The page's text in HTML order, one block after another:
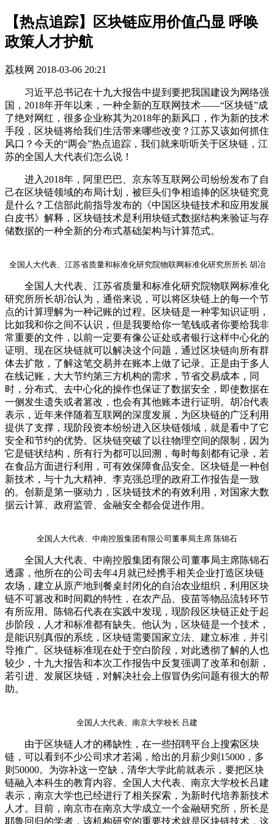
【热点追踪】区块链应用价值凸显 呼唤
政策人才护航
荔枝网 2018-03-06 20:21
习近平总书记在十九大报告中提到要把我国建设为网络强
国，2018年开年以来，一种全新的互联网技术——“区块链”成
了绝对网红，很多企业称其为2018年的新风口，作为新的技术
手段，区块链将给我们生活带来哪些改变？江苏又该如何抓住
风口？今天的“两会”热点追踪，我们就来听听关于区块链，江
苏的全国人大代表们怎么说！
进入2018年，阿里巴巴、京东等互联网公司纷纷发布了自
己在区块链领域的布局计划，被巨头们争相追捧的区块链究竟
是什么？工信部此前指导发布的《中国区块链技术和应用发展
白皮书》解释，区块链技术是利用块链式数据结构来验证与存
储数据的一种全新的分布式基础架构与计算范式。
全国人大代表、江苏省质量和标准化研究院物联网标准化研究所所长 胡冶
全国人大代表、江苏省质量和标准化研究院物联网标准化
研究所所长胡冶认为，通俗来说，可以将区块链上的每一个节
点的计算理解为一种记账的过程。区块链是一种零知识证明，
比如我和你之间不认识，但是我要给你一笔钱或者你要给我非
常重要的文件，以前一定要有像公证处或者银行这样中心化的
证明。现在区块链就可以解决这个问题，通过区块链向所有群
体去扩散，了解这笔交易并在账本上做了记录。正是由于多人
在线记账，大大节约第三方机构的需求，节省交易成本，同
时，分布式、去中心化的操作也保证了数据安全，即使数据在
一侧发生遗失或者篡改，也会有其他账本进行证明。胡冶代表
表示，近年来伴随着互联网的深度发展，为区块链的广泛利用
提供了支撑，现阶段资本纷纷进入区块链领域，就是看中了它
安全和节约的优势。区块链突破了以往物理空间的限制，因为
它是链状结构，所有行为都可以回溯，每时每刻都有记录，若
在食品方面进行利用，可有效保障食品安全。区块链是一种创
新技术，与十九大精神、李克强总理的政府工作报告是一致
的。创新是第一驱动力，区块链技术的有效利用，对国家大数
据云计算、政府监管、金融安全都会促进作用。
全国人大代表、中南控股集团有限公司董事局主席 陈锦石
全国人大代表、中南控股集团有限公司董事局主席陈锦石
透露，他所在的公司去年4月就已经携手相关企业打造区块链
农场，建立从原产地到餐桌封闭化的自治农业组织，利用区块
链不可篡改和时间戳的特性，在农产品、疫苗等物品流转环节
有所应用。陈锦石代表在实践中发现，现阶段区块链正处于起
步阶段，人才和标准都有缺失。他认为，区块链是一个技术，
是能识别真假的系统，区块链需要国家立法、建立标准，并引
导推广。区块链标准现在处于空白阶段，对此透彻了解的人也
较少，十九大报告和本次工作报告中反复强调了改革和创新，
若引进、发展区块链，对解决社会上假冒伪劣问题有很大的帮
助。
全国人大代表、南京大学校长 吕建
由于区块链人才的稀缺性，在一些招聘平台上搜索区块
链，可以看到不少公司求才若渴，给出的月薪少则15000，多
则50000。为弥补这一空缺，清华大学此前就表示，要把区块
链融入本科生的教育内容。全国人大代表、南京大学校长吕建
表示，南京大学也已经进行了相关探索，为新时代培养新技术
人才。目前，南京市在南京大学成立一个金融研究所，所长是
耶鲁回归的学者，该机构研究的重要技术就是区块链技术，这